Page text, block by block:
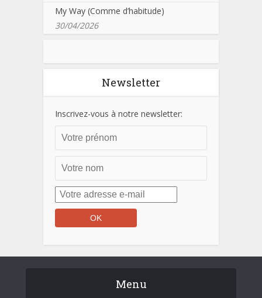
My Way (Comme d’habitude)
30/04/2026
Newsletter
Inscrivez-vous à notre newsletter:
Menu